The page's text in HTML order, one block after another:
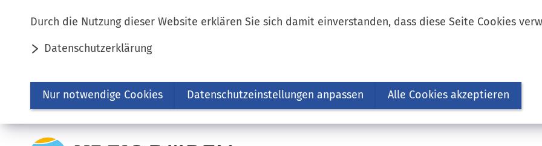
Durch die Nutzung dieser Website erklären Sie sich damit einverstanden, dass diese Seite Cookies
Datenschutzerklärung
Nur notwendige Cookies Datenschutzeinstellungen anpassen Alle Cookies akzeptieren
Inhalt anspringen